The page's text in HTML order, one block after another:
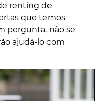
renting de
que temos
pergunta, não se
ajudá-lo com